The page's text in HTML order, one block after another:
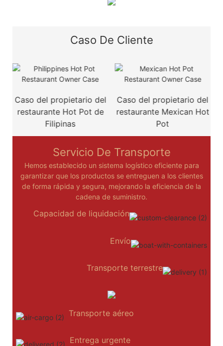
Caso De Cliente
Caso del propietario del
restaurante Hot Pot de
Filipinas
Caso del propietario del
restaurante Mexican Hot
Pot
Servicio De Transporte
Hemos establecido un sistema logístico eficiente para
garantizar que los productos se entreguen a los clientes
de forma rápida y segura, mejorando la eficiencia de la
cadena de suministro.
Capacidad de liquidación
Envío
Transporte terrestre
Transporte aéreo
Entrega urgente